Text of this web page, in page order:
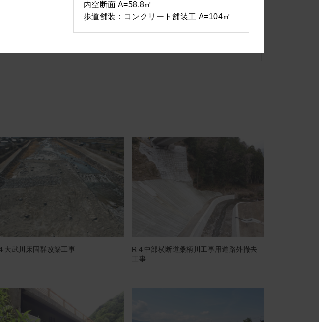
大武川床固群改築工事
R４中部横断道桑柄川工事用道路外撤去
工事
内空断面 A=58.8㎡
歩道舗装：コンクリート舗装工 A=104㎡